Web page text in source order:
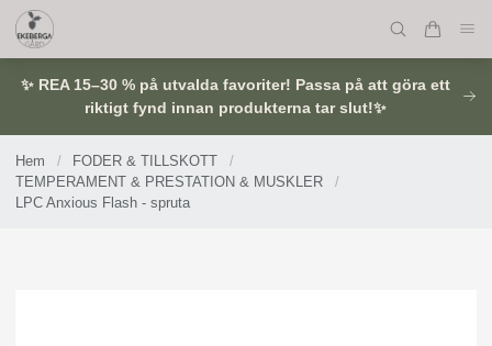
✨ REA 15–30 % på utvalda favoriter! Passa på att göra ett
riktigt fynd innan produkterna tar slut!✨
Hem / FODER & TILLSKOTT
/
TEMPERAMENT & PRESTATION & MUSKLER
/
LPC Anxious Flash - spruta